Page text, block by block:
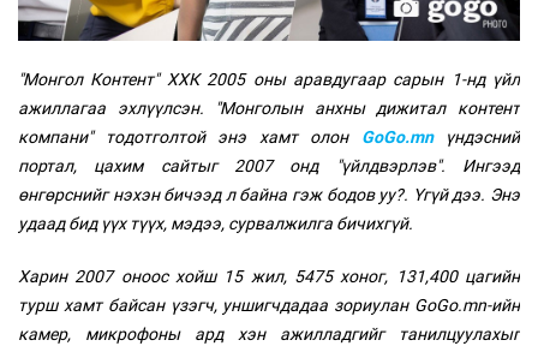
"Монгол Контент" ХХК 2005 оны аравдугаар сарын 1-нд үйл
ажиллагаа эхлүүлсэн. "Монголын анхны дижитал контент
компани" тодотголтой энэ хамт олон GoGo.mn
үндэсний
портал, цахим сайтыг 2007 онд "үйлдвэрлэв". Ингээд
өнгөрснийг нэхэн бичээд л байна гэж бодов уу?. Үгүй дээ. Энэ
удаад бид үүх түүх, мэдээ, сурвалжилга бичихгүй.
Харин 2007 оноос хойш 15 жил, 5475 хоног, 131,400 цагийн
турш хамт байсан үзэгч, уншигчдадаа зориулан GoGo.mn-ийн
камер, микрофоны ард хэн ажилладгийг танилцуулахыг